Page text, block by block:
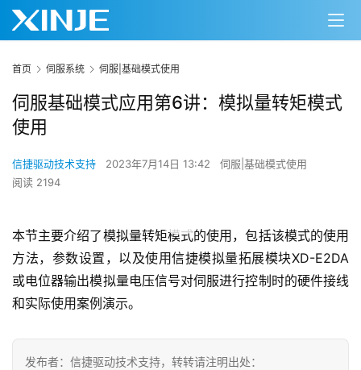
首页 伺服系统 伺服|基础模式使用
伺服基础模式应用第6讲：模拟量转矩模式
使用
信捷驱动技术支持 2023年7月14日 13:42
伺服|基础模式使用
阅读 2194
本节主要介绍了模拟量转矩模式的使用，包括该模式的使用
方法，参数设置，以及使用信捷模拟量拓展模块XD-E2DA
或电位器输出模拟量电压信号对伺服进行控制时的硬件接线
和实际使用案例演示。
发布者：信捷驱动技术支持，转转请注明出处：